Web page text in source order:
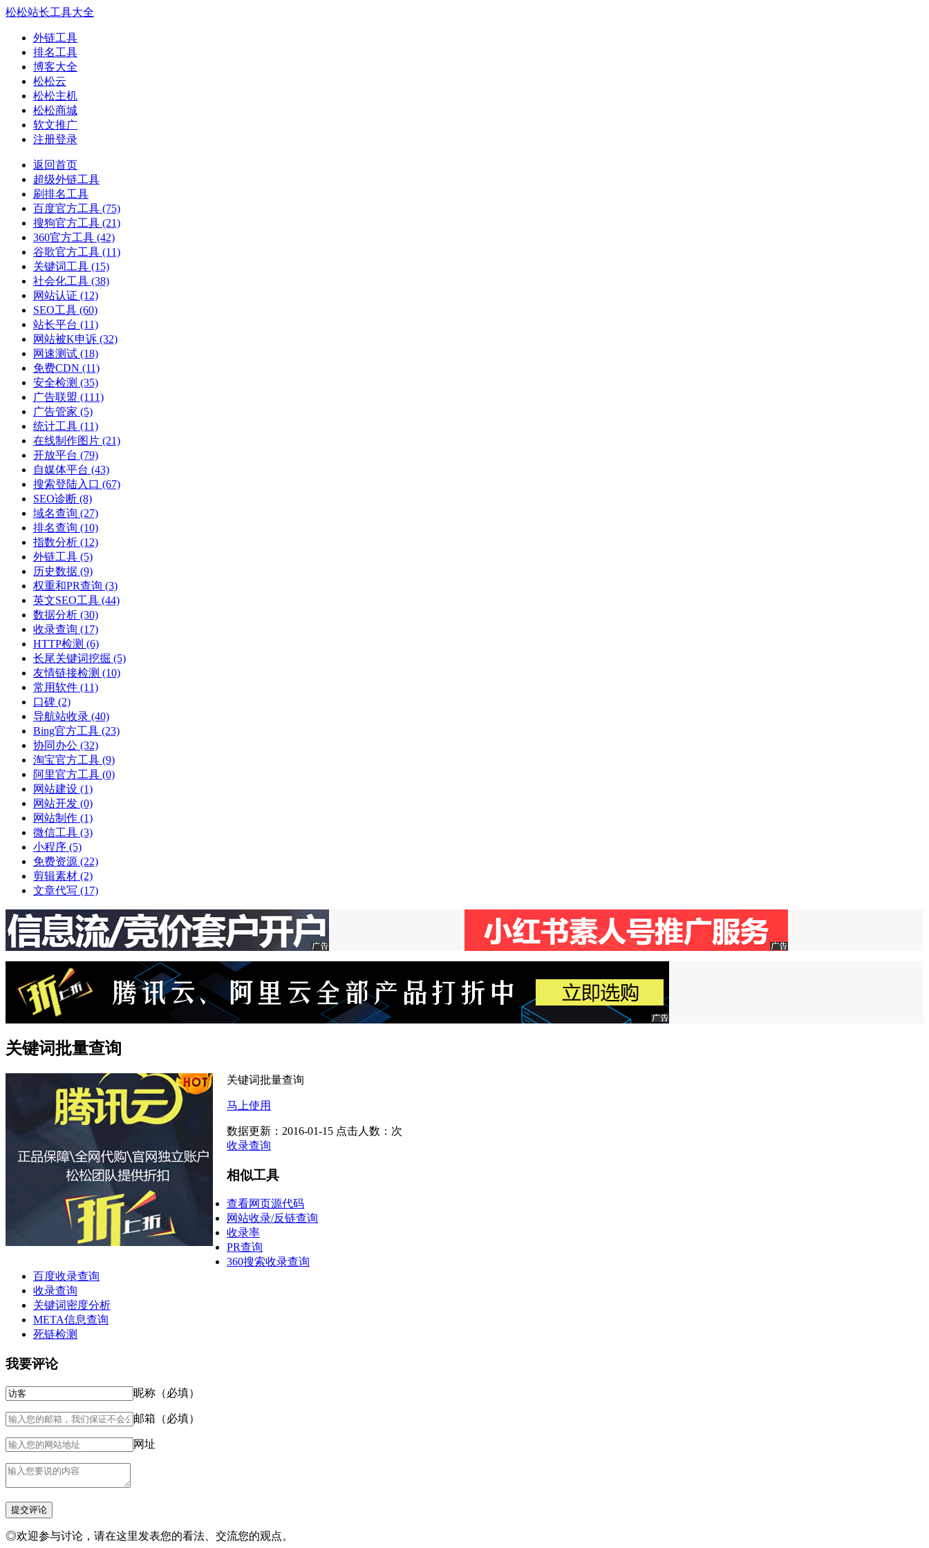
松松站长工具大全
外链工具
排名工具
博客大全
松松云
松松主机
松松商城
软文推广
注册登录
返回首页
超级外链工具
刷排名工具
百度官方工具 (75)
搜狗官方工具 (21)
360官方工具 (42)
谷歌官方工具 (11)
关键词工具 (15)
社会化工具 (38)
网站认证 (12)
SEO工具 (60)
站长平台 (11)
网站被K申诉 (32)
网速测试 (18)
免费CDN (11)
安全检测 (35)
广告联盟 (111)
广告管家 (5)
统计工具 (11)
在线制作图片 (21)
开放平台 (79)
自媒体平台 (43)
搜索登陆入口 (67)
SEO诊断 (8)
域名查询 (27)
排名查询 (10)
指数分析 (12)
外链工具 (5)
历史数据 (9)
权重和PR查询 (3)
英文SEO工具 (44)
数据分析 (30)
收录查询 (17)
HTTP检测 (6)
长尾关键词挖掘 (5)
友情链接检测 (10)
常用软件 (11)
口碑 (2)
导航站收录 (40)
Bing官方工具 (23)
协同办公 (32)
淘宝官方工具 (9)
阿里官方工具 (0)
网站建设 (1)
网站开发 (0)
网站制作 (1)
微信工具 (3)
小程序 (5)
免费资源 (22)
剪辑素材 (2)
文章代写 (17)
关键词批量查询
关键词批量查询
马上使用
数据更新：2016-01-15 点击人数： 次
收录查询
相似工具
查看网页源代码
网站收录/反链查询
收录率
PR查询
360搜索收录查询
百度收录查询
收录查询
关键词密度分析
META信息查询
死链检测
我要评论
昵称（必填）
邮箱（必填）
网址
◎欢迎参与讨论，请在这里发表您的看法、交流您的观点。